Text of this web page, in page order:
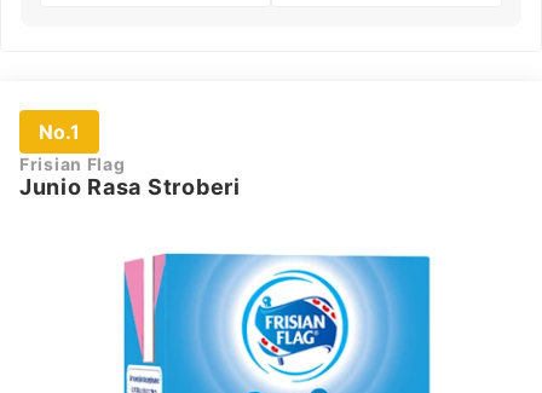
No.1
Frisian Flag
Junio Rasa Stroberi